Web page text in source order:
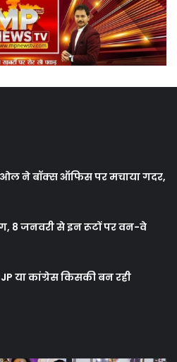
ने बॉक्स ऑफिस पर मचाया गदर,
8 जनवरी से इन रूटों पर वन-वे
या कांग्रेस किसकी बन रही